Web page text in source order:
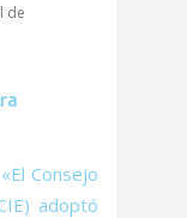
de
Consejo
adoptó